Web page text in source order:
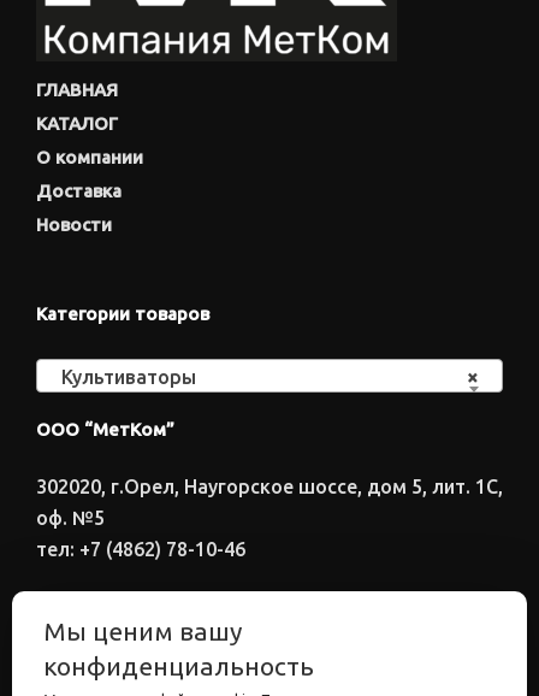
ГЛАВНАЯ
КАТАЛОГ
О компании
Доставка
Новости
Категории товаров
×
Культиваторы
ООО “МетКом”
302020, г.Орел, Наугорское шоссе, дом 5, лит. 1С,
оф. №5
тел: +7 (4862) 78-10-46
Электронный адрес
metkom57@mail.ru
Мы ценим вашу
конфиденциальность